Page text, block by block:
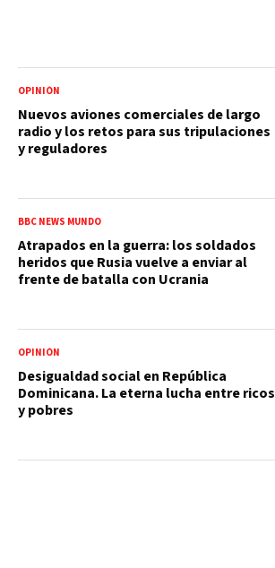
OPINIÓN
Nuevos aviones comerciales de largo
radio y los retos para sus tripulaciones
y reguladores
BBC NEWS MUNDO
Atrapados en la guerra: los soldados
heridos que Rusia vuelve a enviar al
frente de batalla con Ucrania
OPINIÓN
Desigualdad social en República
Dominicana. La eterna lucha entre ricos
y pobres